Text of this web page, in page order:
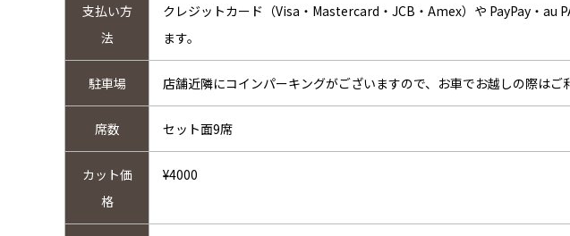
支払い方
法
クレジットカード（Visa・Mastercard・JCB・Amex）や PayPay・au
ます。
駐車場 店舗近隣にコインパーキングがございますので、お車でお越しの際はご
席数 セット面9席
カット価
格
¥4000